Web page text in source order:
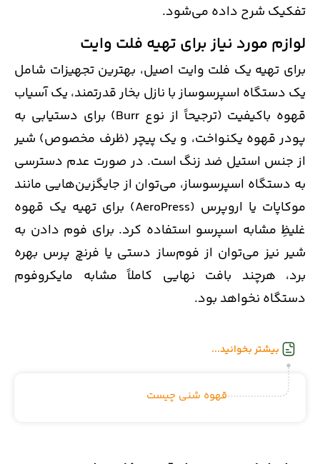
تفکیک شرح داده می‌شود.
لوازم مورد نیاز برای تهیه فلت وایت
برای تهیه یک فلت وایت اصیل، بهترین تجهیزات شامل
یک دستگاه اسپرسوساز با نازل بخار قدرتمند، یک آسیاب
قهوه باکیفیت (ترجیحاً از نوع Burr) برای دستیابی به
پودر قهوه یکنواخت، و یک پیچر (ظرف مخصوص) شیر
از جنس استیل ضد زنگ است. در صورت عدم دسترسی
به دستگاه اسپرسوساز، می‌توان از جایگزین‌هایی مانند
موکاپات یا اروپرس (AeroPress) برای تهیه یک قهوه
غلیظِ مشابه اسپرسو استفاده کرد. برای فوم دادن به
شیر نیز می‌توان از فوم‌ساز دستی یا فرنچ پرس بهره
برد، هرچند بافت نهایی کاملاً مشابه مایکروفوم
دستگاه نخواهد بود.
بیشتر بخوانید...
قهوه شنی چیست